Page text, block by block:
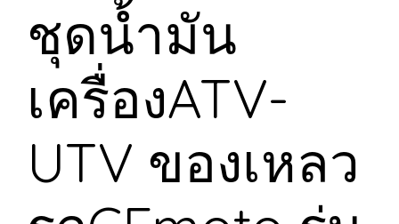
ชุดน้ำมัน
เครื่องATV-
UTV ของเหลว